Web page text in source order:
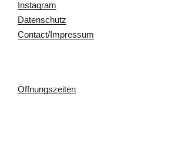
Instagram
Datenschutz
Contact/Impressum
Öffnungszeiten